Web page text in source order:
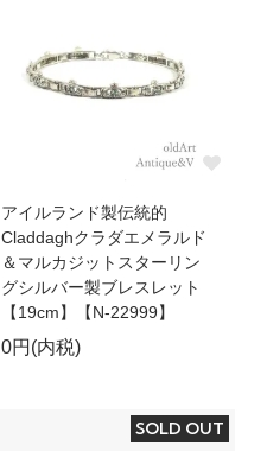
アイルランド製伝統的
Claddaghクラダエメラルド
＆マルカジットスターリン
グシルバー製ブレスレット
【19cm】【N-22999】
0円(内税)
SOLD OUT